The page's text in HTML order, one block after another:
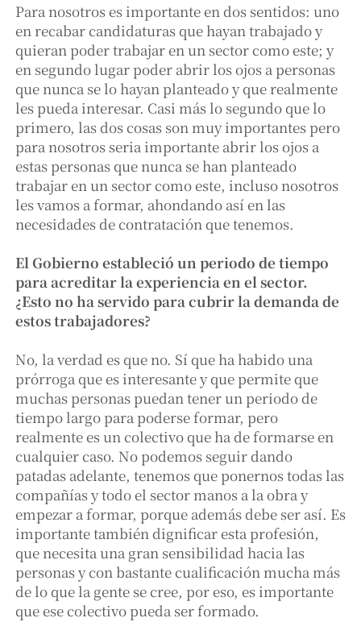
Para nosotros es importante en dos sentidos: uno
en recabar candidaturas que hayan trabajado y
quieran poder trabajar en un sector como este; y
en segundo lugar poder abrir los ojos a personas
que nunca se lo hayan planteado y que realmente
les pueda interesar. Casi más lo segundo que lo
primero, las dos cosas son muy importantes pero
para nosotros seria importante abrir los ojos a
estas personas que nunca se han planteado
trabajar en un sector como este, incluso nosotros
les vamos a formar, ahondando así en las
necesidades de contratación que tenemos.
El Gobierno estableció un periodo de tiempo
para acreditar la experiencia en el sector.
¿Esto no ha servido para cubrir la demanda de
estos trabajadores?
No, la verdad es que no. Sí que ha habido una
prórroga que es interesante y que permite que
muchas personas puedan tener un periodo de
tiempo largo para poderse formar, pero
realmente es un colectivo que ha de formarse en
cualquier caso. No podemos seguir dando
patadas adelante, tenemos que ponernos todas las
compañías y todo el sector manos a la obra y
empezar a formar, porque además debe ser así. Es
importante también dignificar esta profesión,
que necesita una gran sensibilidad hacia las
personas y con bastante cualificación mucha más
de lo que la gente se cree, por eso, es importante
que ese colectivo pueda ser formado.